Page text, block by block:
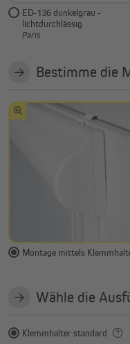
ED-136 dunkelgrau -
lichtdurchlässig
Paris
Bestimme die
Montage mittels
Wähle die
Klemmhalter standard